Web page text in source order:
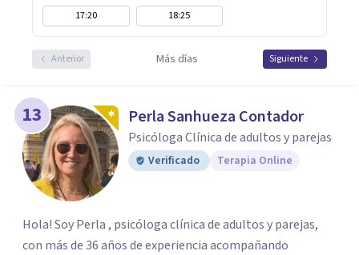
17:20
18:25
Anterior Más días Siguiente
13 Perla Sanhueza Contador
Psicóloga Clínica de adultos y parejas
Verificado Terapia Online
Hola! Soy Perla , psicóloga clínica de adultos y parejas,
con más de 36 años de experiencia acompañando